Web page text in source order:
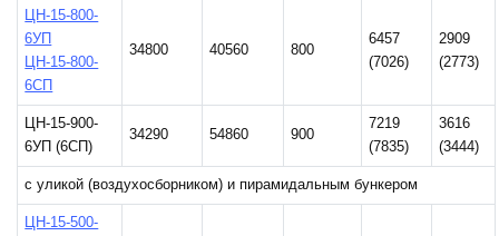
ЦН-15-800-
6УП
ЦН-15-800-
6СП
34800 40560 800
6457
(7026)
2909
(2773)
ЦН-15-900-
6УП (6СП)
34290 54860 900
7219
(7835)
3616
(3444)
с уликой (воздухосборником) и пирамидальным бункером
ЦН-15-500-